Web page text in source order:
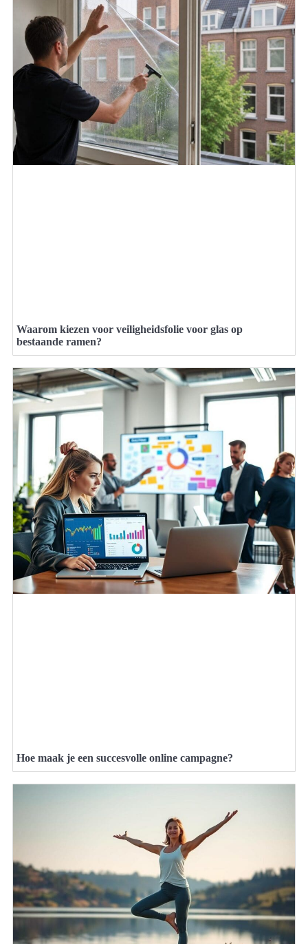
Waarom kiezen voor veiligheidsfolie voor glas op
bestaande ramen?
Hoe maak je een succesvolle online campagne?